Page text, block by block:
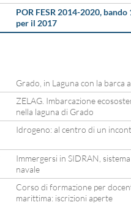
POR FESR 2014-2020,
per il 2017
Grado, in Laguna con la barca
ZELAG. Imbarcazione
nella laguna di Grado
Idrogeno: al centro di un
Immergersi in SIDRAN,
navale
Corso di formazione per
marittima: iscrizioni aperte